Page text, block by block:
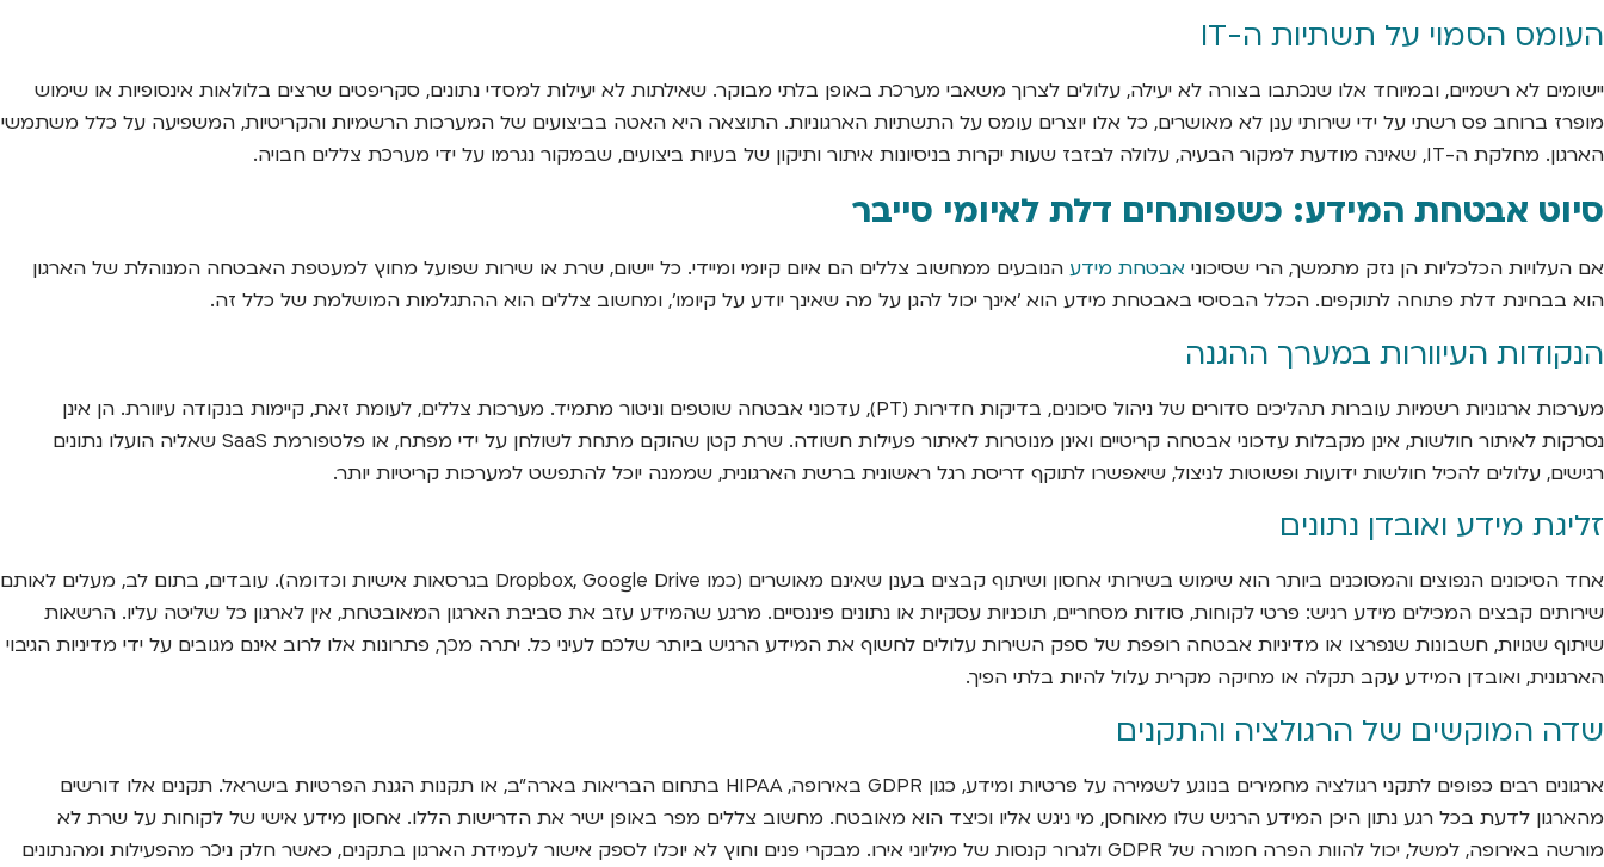
העומס הסמוי על תשתיות ה-IT
יישומים לא רשמיים, ובמיוחד אלו שנכתבו בצורה לא יעילה, עלולים לצרוך משאבי מערכת באופן בלתי מבוקר. שאילתות לא יעילות למסדי נתונים, סקריפטים שרצים בלולאות אינסופיות או שימוש
מופרז ברוחב פס רשתי על ידי שירותי ענן לא מאושרים, כל אלו יוצרים עומס על התשתיות הארגוניות. התוצאה היא האטה בביצועים של המערכות הרשמיות והקריטיות, המשפיעה על כלל משתמשי
הארגון. מחלקת ה-IT, שאינה מודעת למקור הבעיה, עלולה לבזבז שעות יקרות בניסיונות איתור ותיקון של בעיות ביצועים, שבמקור נגרמו על ידי מערכת צללים חבויה.
סיוט אבטחת המידע: כשפותחים דלת לאיומי סייבר
אם העלויות הכלכליות הן נזק מתמשך, הרי שסיכוני אבטחת מידע הנובעים ממחשוב צללים הם איום קיומי ומיידי. כל יישום, שרת או שירות שפועל מחוץ למעטפת האבטחה המנוהלת של הארגון
הוא בבחינת דלת פתוחה לתוקפים. הכלל הבסיסי באבטחת מידע הוא 'אינך יכול להגן על מה שאינך יודע על קיומו', ומחשוב צללים הוא ההתגלמות המושלמת של כלל זה.
הנקודות העיוורות במערך ההגנה
מערכות ארגוניות רשמיות עוברות תהליכים סדורים של ניהול סיכונים, בדיקות חדירות (PT), עדכוני אבטחה שוטפים וניטור מתמיד. מערכות צללים, לעומת זאת, קיימות בנקודה עיוורת. הן אינן
נסרקות לאיתור חולשות, אינן מקבלות עדכוני אבטחה קריטיים ואינן מנוטרות לאיתור פעילות חשודה. שרת קטן שהוקם מתחת לשולחן על ידי מפתח, או פלטפורמת SaaS שאליה הועלו נתונים
רגישים, עלולים להכיל חולשות ידועות ופשוטות לניצול, שיאפשרו לתוקף דריסת רגל ראשונית ברשת הארגונית, שממנה יוכל להתפשט למערכות קריטיות יותר.
זליגת מידע ואובדן נתונים
אחד הסיכונים הנפוצים והמסוכנים ביותר הוא שימוש בשירותי אחסון ושיתוף קבצים בענן שאינם מאושרים (כמו Dropbox, Google Drive בגרסאות אישיות וכדומה). עובדים, בתום לב, מעלים לאותם
שירותים קבצים המכילים מידע רגיש: פרטי לקוחות, סודות מסחריים, תוכניות עסקיות או נתונים פיננסיים. מרגע שהמידע עזב את סביבת הארגון המאובטחת, אין לארגון כל שליטה עליו. הרשאות
שיתוף שגויות, חשבונות שנפרצו או מדיניות אבטחה רופפת של ספק השירות עלולים לחשוף את המידע הרגיש ביותר שלכם לעיני כל. יתרה מכך, פתרונות אלו לרוב אינם מגובים על ידי מדיניות הגיבוי
הארגונית, ואובדן המידע עקב תקלה או מחיקה מקרית עלול להיות בלתי הפיך.
שדה המוקשים של הרגולציה והתקנים
ארגונים רבים כפופים לתקני רגולציה מחמירים בנוגע לשמירה על פרטיות ומידע, כגון GDPR באירופה, HIPAA בתחום הבריאות בארה"ב, או תקנות הגנת הפרטיות בישראל. תקנים אלו דורשים
מהארגון לדעת בכל רגע נתון היכן המידע הרגיש שלו מאוחסן, מי ניגש אליו וכיצד הוא מאובטח. מחשוב צללים מפר באופן ישיר את הדרישות הללו. אחסון מידע אישי של לקוחות על שרת לא
מורשה באירופה, למשל, יכול להוות הפרה חמורה של GDPR ולגרור קנסות של מיליוני אירו. מבקרי פנים וחוץ לא יוכלו לספק אישור לעמידת הארגון בתקנים, כאשר חלק ניכר מהפעילות ומהנתונים